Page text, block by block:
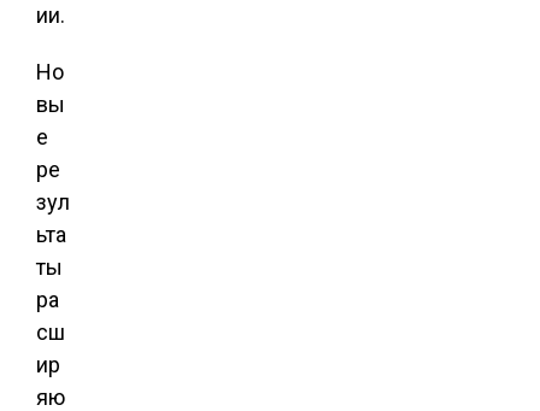
ии.
Но
вы
е
ре
зул
ьта
ты
ра
сш
ир
яю